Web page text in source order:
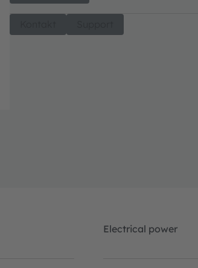
Electrical power